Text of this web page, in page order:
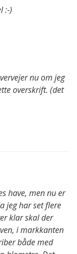
:-)
nu om jeg
overskrift. (det
have, men nu er
jeg har set flere
klar skal der
i markkanten
både med